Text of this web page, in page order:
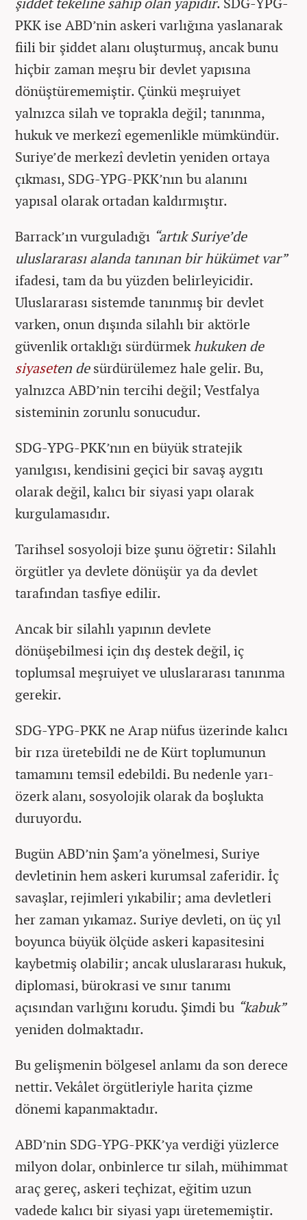
PKK ise ABD’nin askeri varlığına yaslanarak
fiili bir şiddet alanı oluşturmuş, ancak bunu
hiçbir zaman meşru bir devlet yapısına
dönüştürememiştir. Çünkü meşruiyet
yalnızca silah ve toprakla değil; tanınma,
hukuk ve merkezî egemenlikle mümkündür.
Suriye’de merkezî devletin yeniden ortaya
çıkması, SDG-YPG-PKK’nın bu alanını
yapısal olarak ortadan kaldırmıştır.
Barrack’ın vurguladığı “artık Suriye’de
uluslararası alanda tanınan bir hükümet var”
ifadesi, tam da bu yüzden belirleyicidir.
Uluslararası sistemde tanınmış bir devlet
varken, onun dışında silahlı bir aktörle
güvenlik ortaklığı sürdürmekhukuken de
siyaseten desürdürülemez hale gelir. Bu,
yalnızca ABD’nin tercihi değil; Vestfalya
sisteminin zorunlu sonucudur.
SDG-YPG-PKK’nın en büyük stratejik
yanılgısı, kendisini geçici bir savaş aygıtı
olarak değil, kalıcı bir siyasi yapı olarak
kurgulamasıdır.
Tarihsel sosyoloji bize şunu öğretir: Silahlı
örgütler ya devlete dönüşür ya da devlet
tarafından tasfiye edilir.
Ancak bir silahlı yapının devlete
dönüşebilmesi için dış destek değil, iç
toplumsal meşruiyet ve uluslararası tanınma
gerekir.
SDG-YPG-PKK ne Arap nüfus üzerinde kalıcı
bir rıza üretebildi ne de Kürt toplumunun
tamamını temsil edebildi. Bu nedenle yarı-
özerk alanı, sosyolojik olarak da boşlukta
duruyordu.
Bugün ABD’nin Şam’a yönelmesi, Suriye
devletinin hem askeri kurumsal zaferidir. İç
savaşlar, rejimleri yıkabilir; ama devletleri
her zaman yıkamaz. Suriye devleti, on üç yıl
boyunca büyük ölçüde askeri kapasitesini
kaybetmiş olabilir; ancak uluslararası hukuk,
diplomasi, bürokrasi ve sınır tanımı
açısından varlığını korudu. Şimdi bu “kabuk”
yeniden dolmaktadır.
Bu gelişmenin bölgesel anlamı da son derece
nettir. Vekâlet örgütleriyle harita çizme
dönemi kapanmaktadır.
ABD’nin SDG-YPG-PKK’ya verdiği yüzlerce
milyon dolar, onbinlerce tır silah, mühimmat
araç gereç, askeri teçhizat, eğitim uzun
vadede kalıcı bir siyasi yapı üretememiştir.